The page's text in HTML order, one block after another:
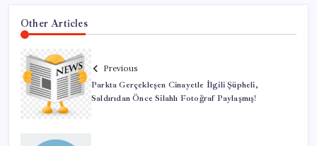
Other Articles
Previous
Parkta Gerçekleşen Cinayetle İlgili Şüpheli,
Saldırıdan Önce Silahlı Fotoğraf Paylaşmış!